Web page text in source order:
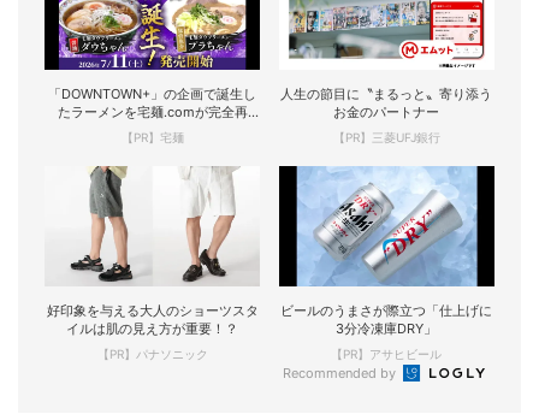
「DOWNTOWN+」の企画で誕生し
たラーメンを宅麺.comが完全再
現！
【PR】宅麺
人生の節目に〝まるっと〟寄り添う
お金のパートナー
【PR】三菱UFJ銀行
好印象を与える大人のショーツスタ
イルは肌の見え方が重要！？
【PR】パナソニック
ビールのうまさが際立つ「仕上げに
3分冷凍庫DRY」
【PR】アサヒビール
Recommended by